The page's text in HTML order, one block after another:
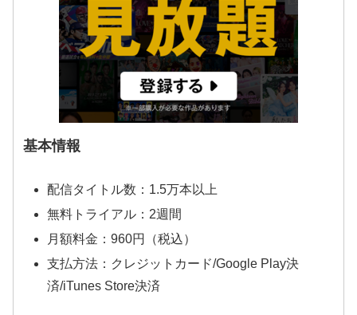
基本情報
配信タイトル数：1.5万本以上
無料トライアル：2週間
月額料金：960円（税込）
支払方法：クレジットカード/Google Play決
済/iTunes Store決済